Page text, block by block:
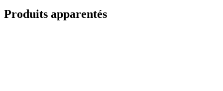
Produits apparentés